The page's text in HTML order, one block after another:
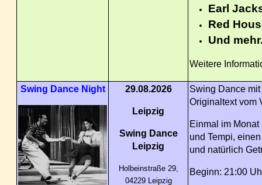
Earl
Red
Und
Weitere
Swing Dance Night 29.08.2026
Leipzig
Swing Dance
Leipzig
Holbeinstraße 29,
04229 Leipzig
Swing Dance
Originaltext vom
Einmal im
und Tempi,
und natürlich
Beginn: 21:00